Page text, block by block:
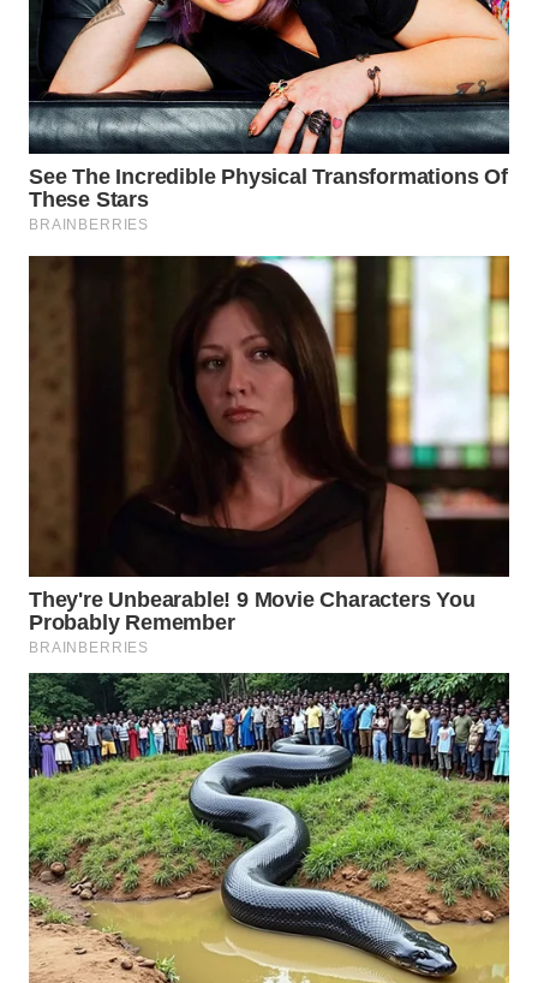
WN
DANAU
TOBA
WN
NIAS
SELATAN
KARO
WN
SIMALUNGUN
WN
LABUHANBATU
WN
TAPANULI
TENGAH
WN DELI
SERDANG